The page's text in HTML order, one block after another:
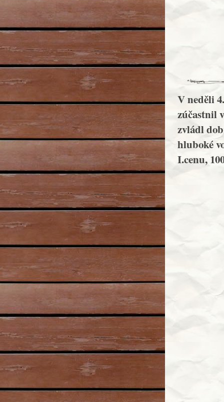
V neděli
zúčastnil
zvládl
hluboké
I.cenu,